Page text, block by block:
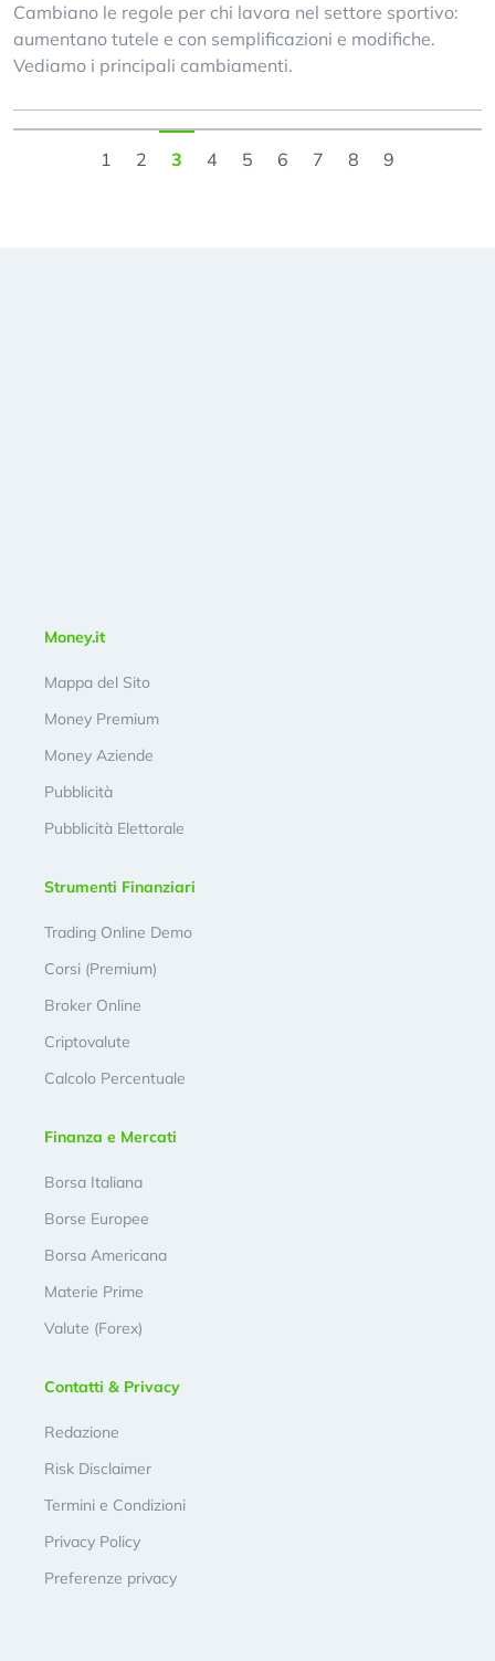
Cambiano le regole per chi lavora nel settore sportivo:
aumentano tutele e con semplificazioni e modifiche.
Vediamo i principali cambiamenti.
1 2 3 4 5 6 7 8 9
Money.it
Mappa del Sito
Money Premium
Money Aziende
Pubblicità
Pubblicità Elettorale
Strumenti Finanziari
Trading Online Demo
Corsi (Premium)
Broker Online
Criptovalute
Calcolo Percentuale
Finanza e Mercati
Borsa Italiana
Borse Europee
Borsa Americana
Materie Prime
Valute (Forex)
Contatti & Privacy
Redazione
Risk Disclaimer
Termini e Condizioni
Privacy Policy
Preferenze privacy